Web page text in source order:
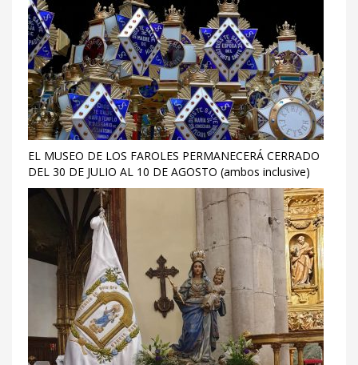
EL MUSEO DE LOS FAROLES PERMANECERÁ CERRADO
DEL 30 DE JULIO AL 10 DE AGOSTO (ambos inclusive)